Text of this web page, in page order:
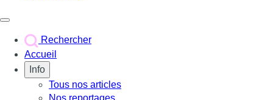
Rechercher
Accueil
Info
Tous nos articles
Nos reportages